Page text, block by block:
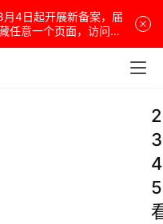
4日起开展新备案，届
任意一个页面，访问网
2
3
4
5